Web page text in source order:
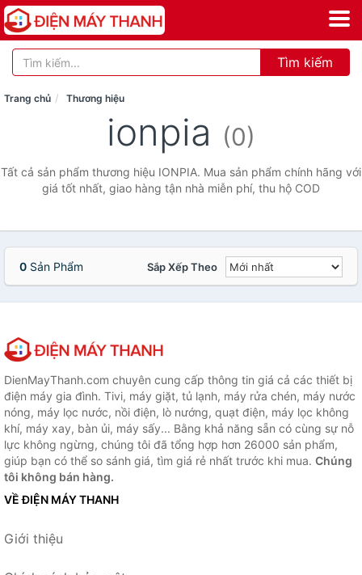
Tìm kiếm
Trang chủ Thương hiệu
ionpia (0)
Tất cả sản phẩm thương hiệu IONPIA. Mua sản phẩm chính hãng với
giá tốt nhất, giao hàng tận nhà miễn phí, thu hộ COD
0 Sản Phẩm Sắp Xếp Theo
DienMayThanh.com chuyên cung cấp thông tin giá cả các thiết bị
điện máy gia đình. Tivi, máy giặt, tủ lạnh, máy rửa chén, máy nước
nóng, máy lọc nước, nồi điện, lò nướng, quạt điện, máy lọc không
khí, máy xay, bàn ủi, máy sấy... Bằng khả năng sẵn có cùng sự nỗ
lực không ngừng, chúng tôi đã tổng hợp hơn 26000 sản phẩm,
giúp bạn có thể so sánh giá, tìm giá rẻ nhất trước khi mua. Chúng
tôi không bán hàng.
VỀ ĐIỆN MÁY THANH
Giới thiệu